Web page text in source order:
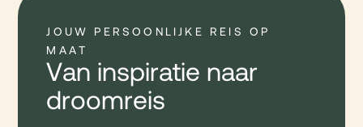
JOUW PERSOONLIJKE REIS OP
MAAT
Van inspiratie naar
droomreis